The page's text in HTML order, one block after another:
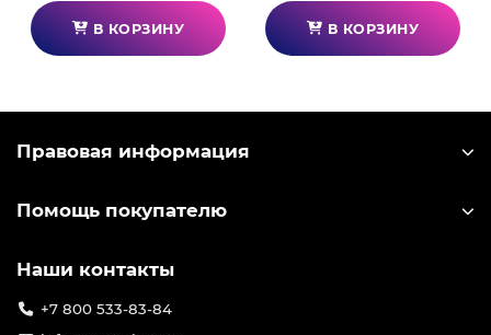
В КОРЗИНУ В КОРЗИНУ
Правовая информация
Помощь покупателю
Наши контакты
+7 800 533-83-84